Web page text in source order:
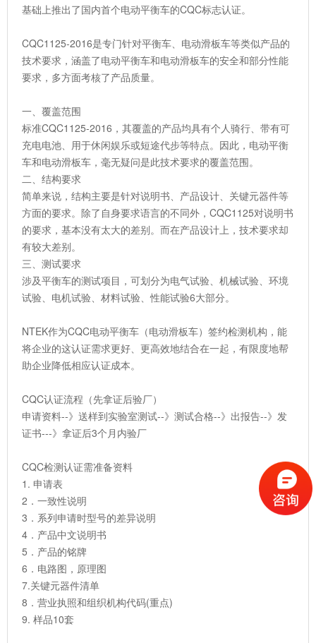
基础上推出了国内首个电动平衡车的CQC标志认证。
CQC1125-2016是专门针对平衡车、电动滑板车等类似产品的
技术要求，涵盖了电动平衡车和电动滑板车的安全和部分性能
要求，多方面考核了产品质量。
一、覆盖范围
标准CQC1125-2016，其覆盖的产品均具有个人骑行、带有可
充电电池、用于休闲娱乐或短途代步等特点。因此，电动平衡
车和电动滑板车，毫无疑问是此技术要求的覆盖范围。
二、结构要求
简单来说，结构主要是针对说明书、产品设计、关键元器件等
方面的要求。除了自身要求语言的不同外，CQC1125对说明书
的要求，基本没有太大的差别。而在产品设计上，技术要求却
有较大差别。
三、测试要求
涉及平衡车的测试项目，可划分为电气试验、机械试验、环境
试验、电机试验、材料试验、性能试验6大部分。
NTEK作为CQC电动平衡车（电动滑板车）签约检测机构，能
将企业的这认证需求更好、更高效地结合在一起，有限度地帮
助企业降低相应认证成本。
CQC认证流程（先拿证后验厂）
申请资料--》送样到实验室测试--》测试合格--》出报告--》发
证书---》拿证后3个月内验厂
CQC检测认证需准备资料
1. 申请表
2．一致性说明
3．系列申请时型号的差异说明
4．产品中文说明书
5．产品的铭牌
6．电路图，原理图
7.关键元器件清单
8．营业执照和组织机构代码(重点)
9. 样品10套